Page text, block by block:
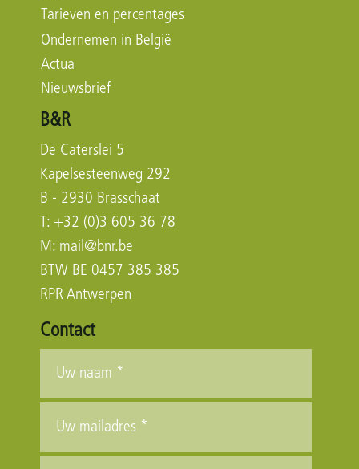
Tarieven en percentages
Ondernemen in België
Actua
Nieuwsbrief
B&R
De Caterslei 5
Kapelsesteenweg 292
B - 2930 Brasschaat
T: +32 (0)3 605 36 78
M: mail@bnr.be
BTW BE 0457 385 385
RPR Antwerpen
Contact